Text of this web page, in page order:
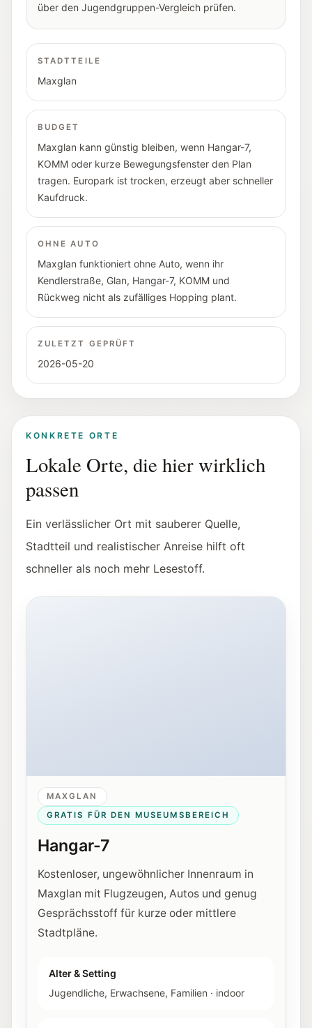
über den Jugendgruppen-Vergleich prüfen.
STADTTEILE
Maxglan
BUDGET
Maxglan kann günstig bleiben, wenn Hangar-7,
KOMM oder kurze Bewegungsfenster den Plan
tragen. Europark ist trocken, erzeugt aber schneller
Kaufdruck.
OHNE AUTO
Maxglan funktioniert ohne Auto, wenn ihr
Kendlerstraße, Glan, Hangar-7, KOMM und
Rückweg nicht als zufälliges Hopping plant.
ZULETZT GEPRÜFT
2026-05-20
KONKRETE ORTE
Lokale Orte, die hier wirklich
passen
Ein verlässlicher Ort mit sauberer Quelle,
Stadtteil und realistischer Anreise hilft oft
schneller als noch mehr Lesestoff.
Außenansicht von Hangar-7 in Salzburg bei Nacht.
MAXGLAN
GRATIS FÜR DEN MUSEUMSBEREICH
Hangar-7
Kostenloser, ungewöhnlicher Innenraum in
Maxglan mit Flugzeugen, Autos und genug
Gesprächsstoff für kurze oder mittlere
Stadtpläne.
Alter & Setting
Jugendliche, Erwachsene, Familien · indoor